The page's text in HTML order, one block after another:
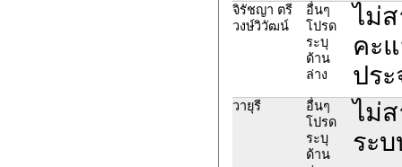
จิรัชญา ตรี
วงษ์วิวัฒน์
อื่นๆ
โปรด
ระบุ
ด้าน
ล่าง
ไม่
คะ
ปร
วายุรี
อื่นๆ
โปรด
ระบุ
ด้าน
ไม่
ระ